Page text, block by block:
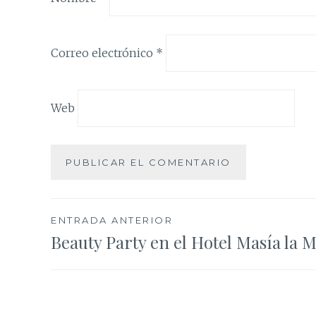
Correo electrónico *
Web
Navegación
ENTRADA ANTERIOR
Beauty Party en el Hotel Masía la